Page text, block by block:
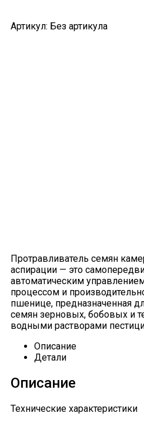
Артикул: Без артикула
Протравливатель семян
аспирации — это
автоматическим
процессом и
пшенице, предназначенная
семян зерновых, бобовых и
водными растворами
Описание
Детали
Описание
Технические характеристики